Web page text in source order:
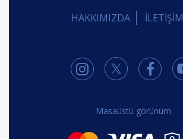
HAKKIMIZDA İLETİŞİM
Masaüstü görünüm